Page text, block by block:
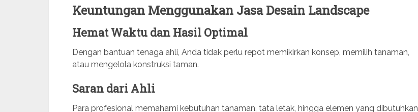
Keuntungan Menggunakan Jasa Desain Landscape
Hemat Waktu dan Hasil Optimal
Dengan bantuan tenaga ahli, Anda tidak perlu repot memikirkan konsep, memilih tanaman,
atau mengelola konstruksi taman.
Saran dari Ahli
Para profesional memahami kebutuhan tanaman, tata letak, hingga elemen yang dibutuhkan